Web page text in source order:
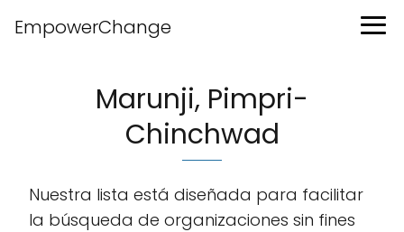
EmpowerChange
Marunji, Pimpri-
Chinchwad
Nuestra lista está diseñada para facilitar
la búsqueda de organizaciones sin fines